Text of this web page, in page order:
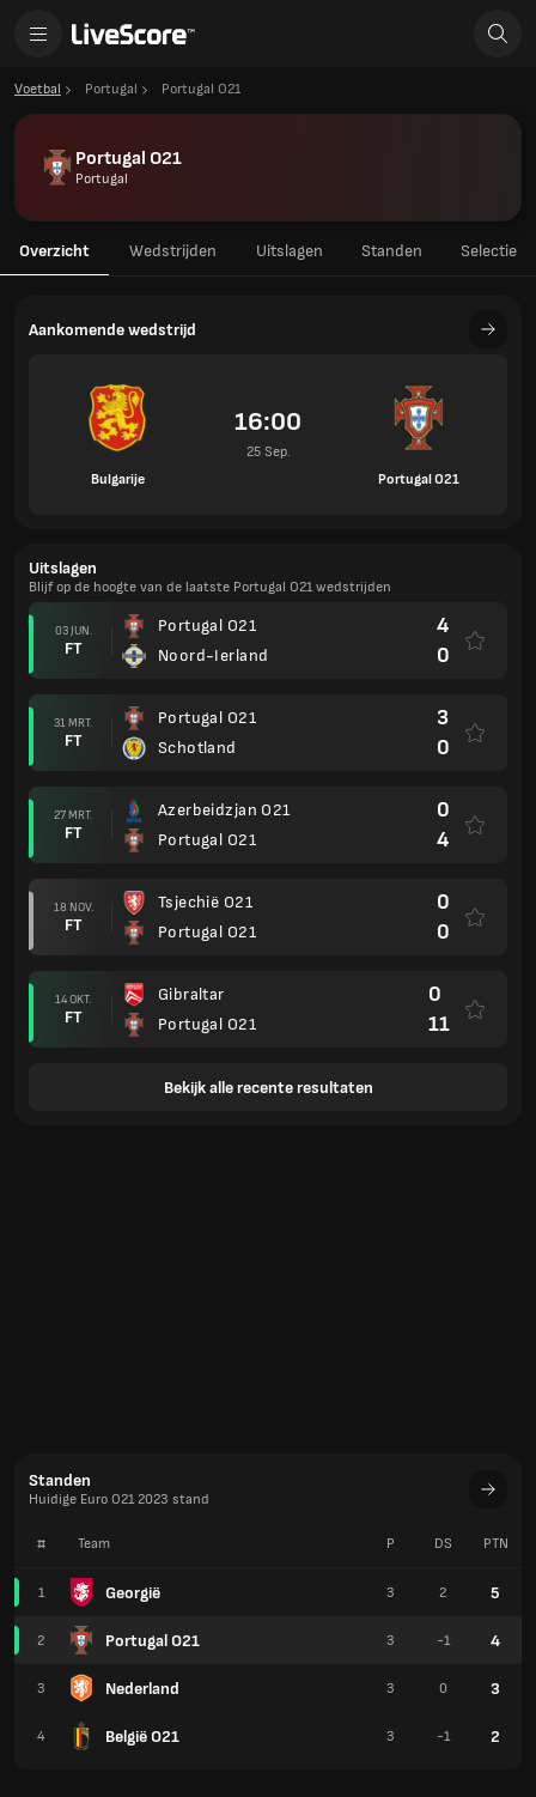
Voetbal Portugal Portugal O21
Portugal O21
Portugal
Overzicht Wedstrijden Uitslagen Standen Selectie
Aankomende wedstrijd
Bulgarije
16:00
25 Sep.
Portugal O21
Uitslagen
Blijf op de hoogte van de laatste Portugal O21 wedstrijden
03 JUN.
FT
Portugal O21
Noord-Ierland
4
0
31 MRT.
FT
Portugal O21
Schotland
3
0
27 MRT.
FT
Azerbeidzjan O21
Portugal O21
0
4
18 NOV.
FT
Tsjechië O21
Portugal O21
0
0
14 OKT.
FT
Gibraltar
Portugal O21
0
11
Bekijk alle recente resultaten
Standen
Huidige Euro O21 2023 stand
# Team
1 Georgië
2 Portugal O21
3 Nederland
4 België O21
P DS PTN
3 2 5
3 -1 4
3 0 3
3 -1 2